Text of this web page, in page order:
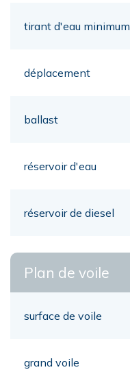
tirant d'eau minimum
déplacement
ballast
réservoir d'eau
réservoir de diesel
Plan de voile
surface de voile
grand voile